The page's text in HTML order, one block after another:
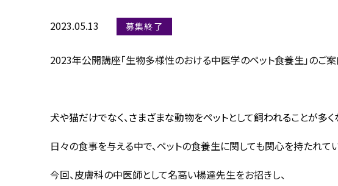
2023.05.13 募集終了
2023年公開講座「生物多様性のおける中医学のペット食養生」のご案
犬や猫だけでなく、さまざまな動物をペットとして飼われることが多く
日々の食事を与える中で、ペットの食養生に関しても関心を持たれて
今回、皮膚科の中医師として名高い楊達先生をお招きし、